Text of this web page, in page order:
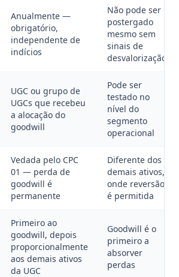
Anualmente —
obrigatório,
independente de
indícios
Não pode ser
postergado
mesmo sem
sinais de
desvalorização
UGC ou grupo de
UGCs que recebeu
a alocação do
goodwill
Pode ser
testado no
nível do
segmento
operacional
Vedada pelo CPC
01 — perda de
goodwill é
permanente
Diferente dos
demais ativos,
onde reversão
é permitida
Primeiro ao
goodwill, depois
proporcionalmente
aos demais ativos
da UGC
Goodwill é o
primeiro a
absorver
perdas